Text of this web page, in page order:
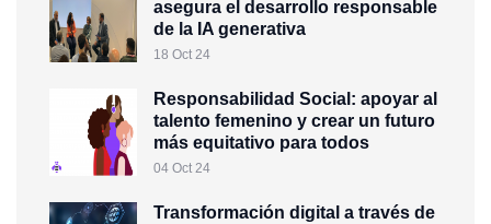
asegura el desarrollo responsable
de la IA generativa
18 Oct 24
Responsabilidad Social: apoyar al
talento femenino y crear un futuro
más equitativo para todos
04 Oct 24
Transformación digital a través de